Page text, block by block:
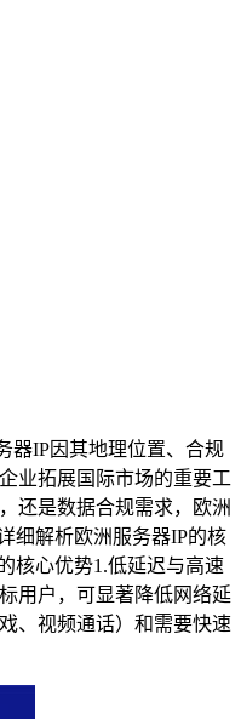
器IP因其地理位置、合规
业拓展国际市场的重要工
还是数据合规需求，欧洲
细解析欧洲服务器IP的核
核心优势1.低延迟与高速
用户，可显著降低网络延
、视频通话）和需要快速